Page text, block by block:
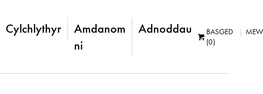
Cylchlythyr
Amdanom
ni
Adnoddau
BASGED
(0)